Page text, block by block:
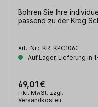
Bohren Sie Ihre
passend zu der Kreg
Art.-Nr.: KR-KPC1060
Auf Lager, Lieferung in
69,01 €
inkl. MwSt. zzgl.
Versandkosten